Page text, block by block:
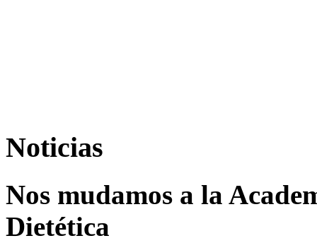
Noticias
Nos mudamos a la
Dietética